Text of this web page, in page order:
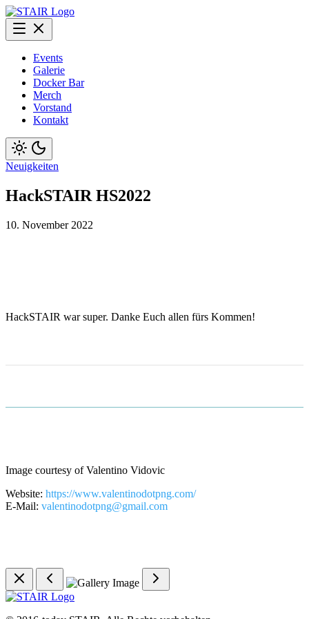
Events
Galerie
Docker Bar
Merch
Vorstand
Kontakt
Neuigkeiten
HackSTAIR HS2022
10. November 2022
HackSTAIR war super. Danke Euch allen fürs Kommen!
Image courtesy of Valentino Vidovic
Website: https://www.valentinodotpng.com/
E-Mail: valentinodotpng@gmail.com